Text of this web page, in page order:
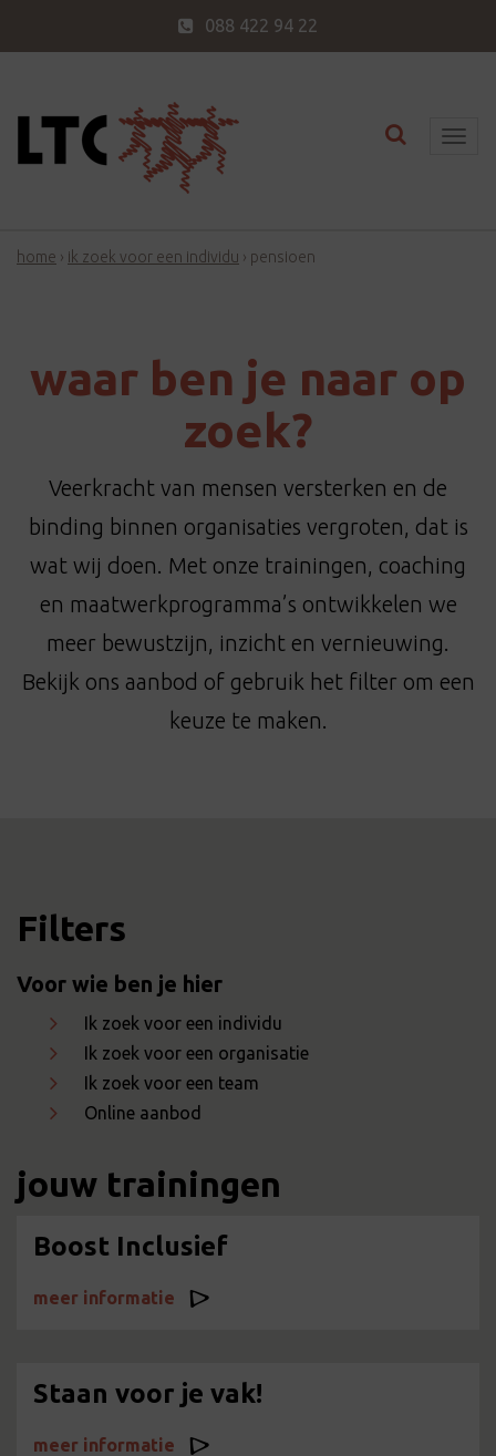
088 422 94 22
T
v
o
Toggle
home › ik zoek voor een individu › pensioen
waar ben je naar op
zoek?
Veerkracht van mensen versterken en de
binding binnen organisaties vergroten, dat is
wat wij doen. Met onze trainingen, coaching
en maatwerkprogramma’s ontwikkelen we
meer bewustzijn, inzicht en vernieuwing.
Bekijk ons aanbod of gebruik het filter om een
keuze te maken.
Filters
Voor wie ben je hier
Ik zoek voor een individu
Ik zoek voor een organisatie
Ik zoek voor een team
Online aanbod
jouw trainingen
Boost Inclusief
meer informatie
Staan voor je vak!
meer informatie